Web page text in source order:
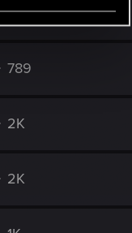
1K
789
2K
2K